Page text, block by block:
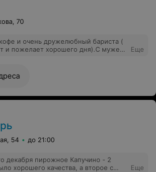
70
и очень дружелюбный бариста (
и пожелает хорошего дня).С мужем
Еще
54 до 21:00
декабря пирожное Капучино - 2
хорошего качества, а второе с
Еще